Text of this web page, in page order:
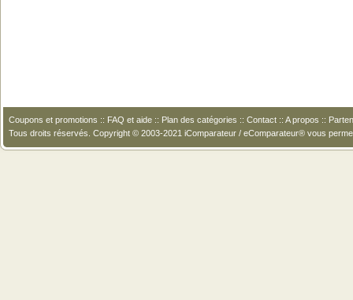
Coupons et promotions :: FAQ et aide :: Plan des catégories :: Contact :: A propos ::
Tous droits réservés. Copyright © 2003-2021 iComparateur / eComparateur® vous